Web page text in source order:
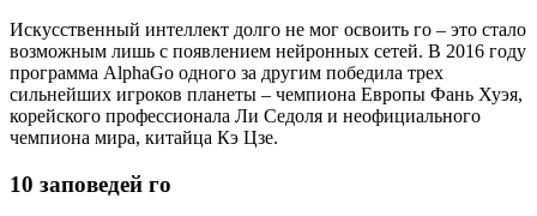
Искусственный интеллект долго не мог освоить го – это стало
возможным лишь с появлением нейронных сетей. В 2016 году
программа AlphaGo одного за другим победила трех
сильнейших игроков планеты – чемпиона Европы Фань Хуэя,
корейского профессионала Ли Седоля и неофициального
чемпиона мира, китайца Кэ Цзе.
10 заповедей го